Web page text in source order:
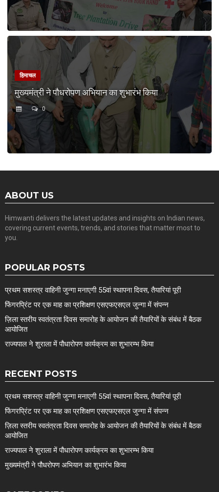
हिमाचल
मुख्यमंत्री ने पौधरोपण अभियान का शुभारंभ किया
0
ABOUT US
Himwanti delivers the latest updates and insights on Indian news,
covering current events, trends, and stories that matter most to
you.
POPULAR POSTS
प्रथम सशस्त्र वाहिनी जुन्गा मनाएगी 55वां स्थापना दिवस, तैयारियां पूरी
फिंगरप्रिंट पर एक माह का प्रशिक्षण एसएफएसएल जुन्गा में संपन्न
ज़िला स्तरीय स्वतंत्रता दिवस समारोह के आयोजन की तैयारियों के संबंध में बैठक
आयोजित
राज्यपाल ने शुराला में पौधारोपण कार्यक्रम का शुभारम्भ किया
RECENT POSTS
प्रथम सशस्त्र वाहिनी जुन्गा मनाएगी 55वां स्थापना दिवस, तैयारियां पूरी
फिंगरप्रिंट पर एक माह का प्रशिक्षण एसएफएसएल जुन्गा में संपन्न
ज़िला स्तरीय स्वतंत्रता दिवस समारोह के आयोजन की तैयारियों के संबंध में बैठक
आयोजित
राज्यपाल ने शुराला में पौधारोपण कार्यक्रम का शुभारम्भ किया
मुख्यमंत्री ने पौधरोपण अभियान का शुभारंभ किया